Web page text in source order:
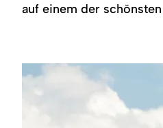
Region
auf einem der